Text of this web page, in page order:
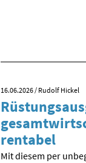
16.06.2026/ Rudolf Hickel
rentabel
Mit diesem per